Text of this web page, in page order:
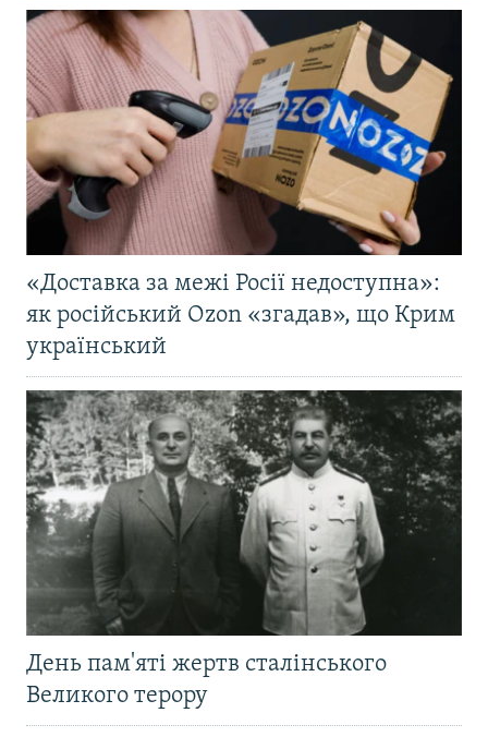
«Доставка за межі Росії недоступна»:
як російський Ozon «згадав», що Крим
український
День пам'яті жертв сталінського
Великого терору